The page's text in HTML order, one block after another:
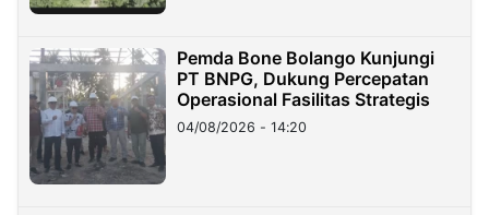
Pemda Bone Bolango Kunjungi
PT BNPG, Dukung Percepatan
Operasional Fasilitas Strategis
04/08/2026 - 14:20